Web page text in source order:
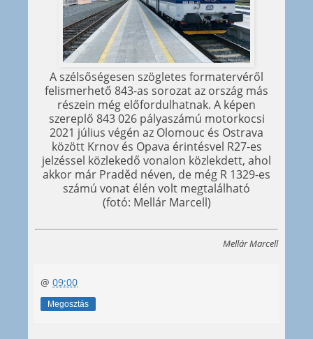
A szélsőségesen szögletes formatervéről
felismerhető 843-as sorozat az ország más
részein még előfordulhatnak. A képen
szereplő 843 026 pályaszámú motorkocsi
2021 július végén az Olomouc és Ostrava
között Krnov és Opava érintésvel R27-es
jelzéssel közlekedő vonalon közlekdett, ahol
akkor már Praděd néven, de még R 1329-es
számú vonat élén volt megtalálható
(fotó: Mellár Marcell)
Mellár Marcell
@ 09:00
Megosztás